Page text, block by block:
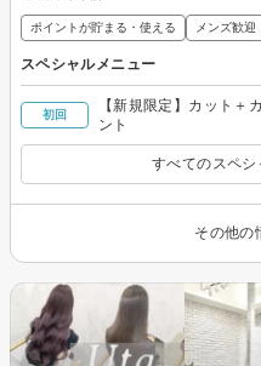
ポイントが貯まる・使える メンズ歓迎
スペシャルメニュー
初回
【新規限定】カット＋
ント
すべてのスペ
その他の